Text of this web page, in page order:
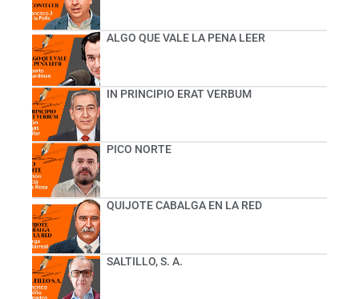
ALGO QUE VALE LA PENA LEER
IN PRINCIPIO ERAT VERBUM
PICO NORTE
QUIJOTE CABALGA EN LA RED
SALTILLO, S. A.